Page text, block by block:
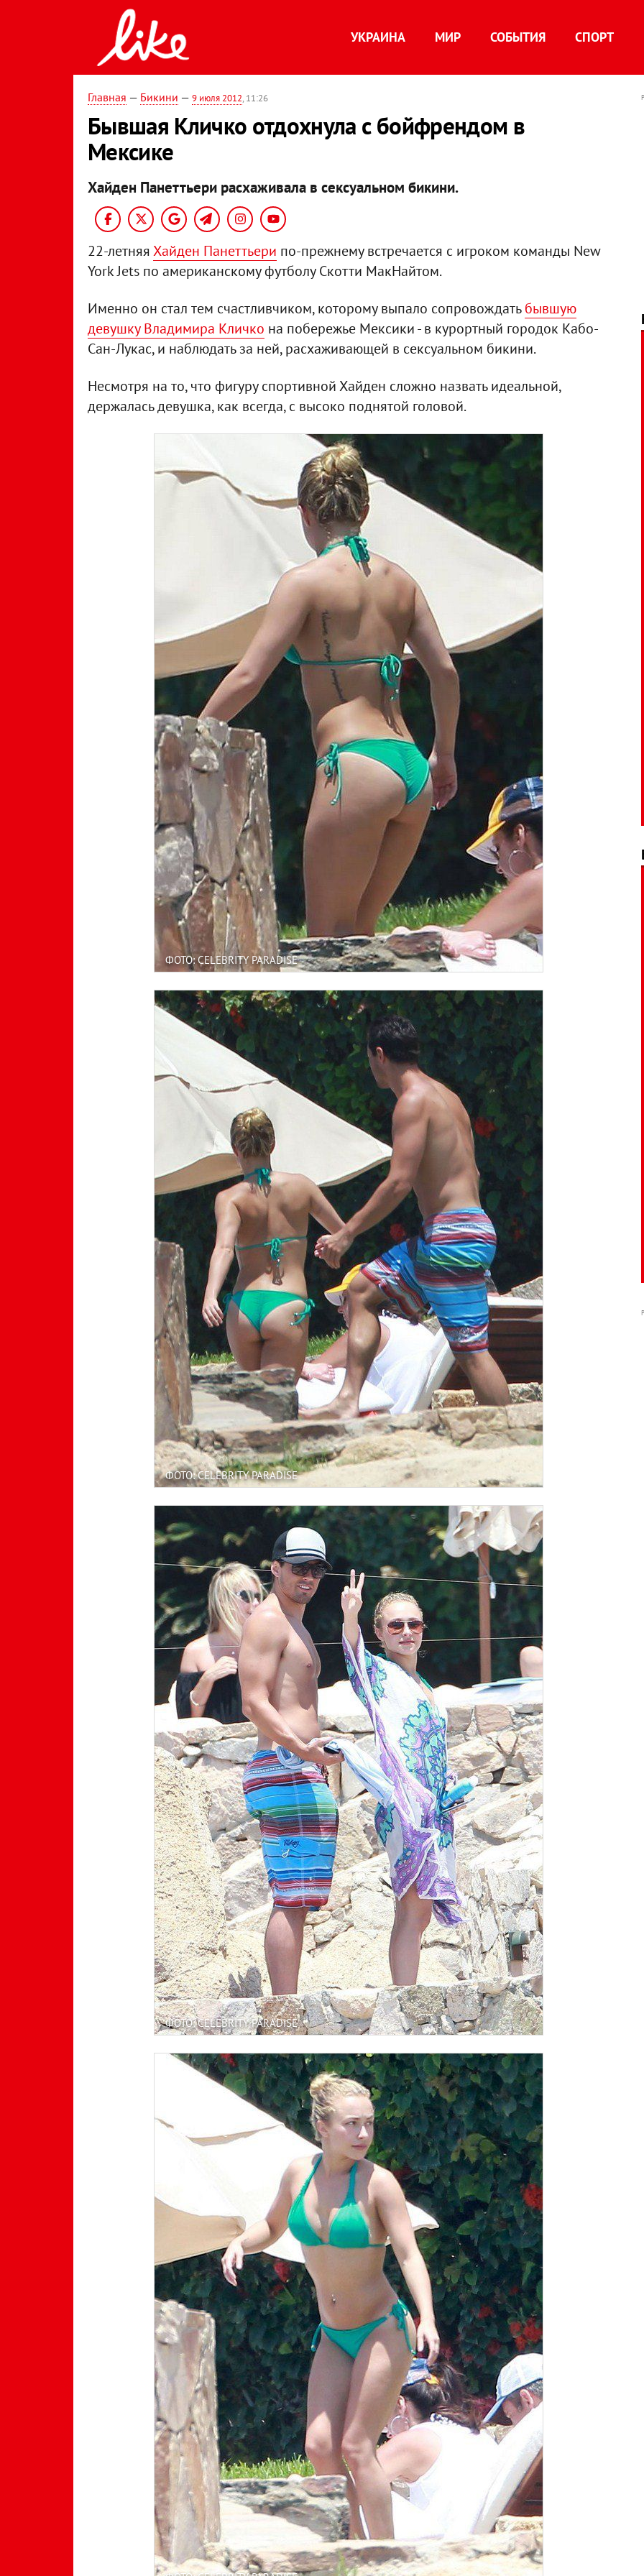
УКРАИНА МИР СОБЫТИЯ СПОРТ
Главная — Бикини — 9 июля 2012, 11:26
Бывшая Кличко отдохнула с бойфрендом в
Мексике
Хайден Панеттьери расхаживала в сексуальном бикини.
22-летняяХайден Панеттьери по-прежнему встречается с игроком команды New
York Jets по американскому футболу Скотти МакНайтом.
Именно он стал тем счастливчиком, которому выпало сопровождатьбывшую
девушку Владимира Кличко на побережье Мексики - в курортный городок Кабо-
Сан-Лукас, и наблюдать за ней, расхаживающей в сексуальном бикини.
Несмотря на то, что фигуру спортивной Хайден сложно назвать идеальной,
держалась девушка, как всегда, с высоко поднятой головой.
ФОТО: CELEBRITY PARADISE
ФОТО: CELEBRITY PARADISE
ФОТО: CELEBRITY PARADISE